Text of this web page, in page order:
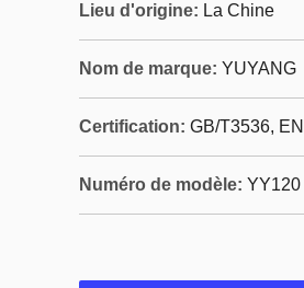
Lieu d'origine: La Chine
Nom de marque: YUYANG
Certification: GB/T3536,
Numéro de modèle: YY120